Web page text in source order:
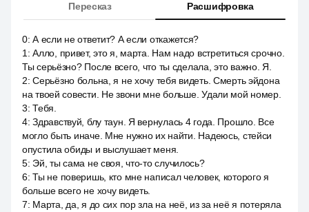
Пересказ Расшифровка
0:А если не ответит? А если откажется?
1 :Алло, привет, это я, марта. Нам надо встретиться срочно.
Ты серьёзно? После всего, что ты сделала, это важно. Я.
2:Серьёзно больна, я не хочу тебя видеть. Смерть эйдона
на твоей совести. Не звони мне больше. Удали мой номер.
3:Тебя.
4:Здравствуй, блу таун. Я вернулась 4 года. Прошло. Все
могло быть иначе. Мне нужно их найти. Надеюсь, стейси
опустила обиды и выслушает меня.
5: Эй, ты сама не своя, что-то случилось?
6:Ты не поверишь, кто мне написал человек, которого я
больше всего не хочу видеть.
7: Марта, да, я до сих пор зла на неё, из за неё я потеряла